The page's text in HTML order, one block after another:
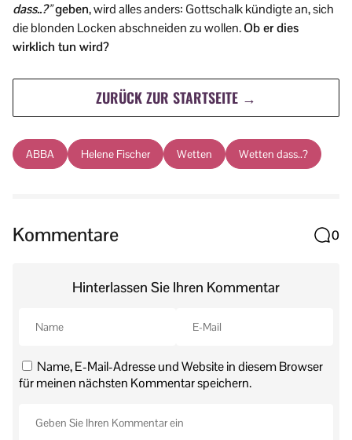
dass..?”geben, wird alles anders: Gottschalk kündigte an, sich
die blonden Locken abschneiden zu wollen.Ob er dies
wirklich tun wird?
ZURÜCK ZUR STARTSEITE →
ABBA Helene Fischer Wetten Wetten dass..?
Kommentare 0
Hinterlassen Sie Ihren Kommentar
Name, E-Mail-Adresse und Website in diesem Browser
für meinen nächsten Kommentar speichern.